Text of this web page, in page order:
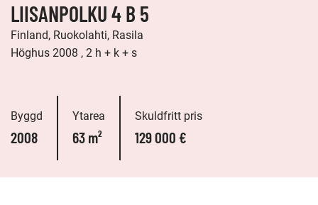
LIISANPOLKU 4 B 5
Finland, Ruokolahti, Rasila
Höghus 2008 , 2 h + k + s
Byggd
2008
Ytarea
63 m²
Skuldfritt pris
129 000 €